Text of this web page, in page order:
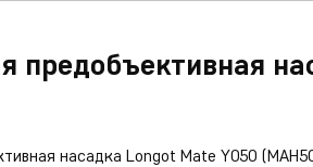
предобъективная
насадка Longot Mate Y050